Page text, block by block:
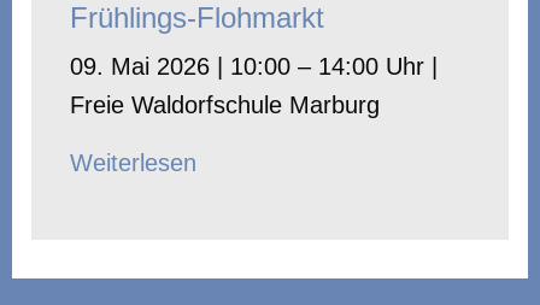
Frühlings-Flohmarkt
09. Mai 2026 | 10:00 – 14:00 Uhr |
Freie Waldorfschule Marburg
Weiterlesen